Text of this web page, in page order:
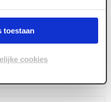
toestaan
cookies
prijzen
je aan voor een